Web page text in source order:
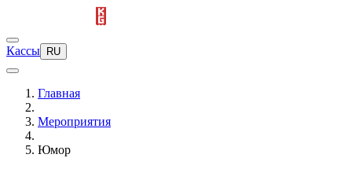
Кассы RU
Главная
Мероприятия
Юмор